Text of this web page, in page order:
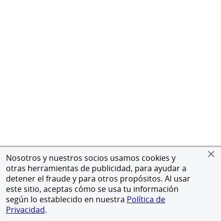
Nosotros y nuestros socios usamos cookies y
otras herramientas de publicidad, para ayudar a
detener el fraude y para otros propósitos. Al usar
este sitio, aceptas cómo se usa tu información
según lo establecido en nuestra Política de
Privacidad.